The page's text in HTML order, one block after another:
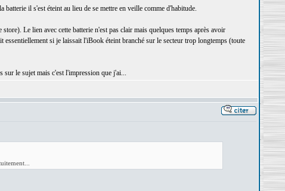
il s'est éteint au lieu de se mettre en veille comme d'habitude.
Le lien avec cette batterie n'est pas clair mais quelques temps après avoir
si je laissait l'iBook éteint branché sur le secteur trop longtemps (toute
sur le sujet mais c'est l'impression que j'ai...